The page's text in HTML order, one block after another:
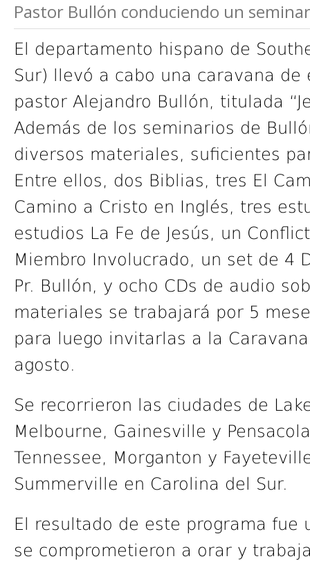
Pastor Bullón conduciendo un
El departamento hispano de
Sur) llevó a cabo una caravana
pastor Alejandro Bullón, titulada
Además de los seminarios de
diversos materiales, suficientes
Entre ellos, dos Biblias, tres El
Camino a Cristo en Inglés, tres
estudios La Fe de Jesús, un
Miembro Involucrado, un set de 4
Pr. Bullón, y ocho CDs de audio
materiales se trabajará por 5
para luego invitarlas a la
agosto.
Se recorrieron las ciudades de
Melbourne, Gainesville y
Tennessee, Morganton y
Summerville en Carolina del Sur.
El resultado de este programa fue
se comprometieron a orar y